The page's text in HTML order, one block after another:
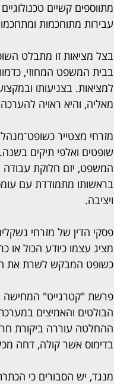
מתווספים קשיים
עבירות מתוחכמות
בצל מציאות זו מתבלט
בבית המשפט המחוזי,
למציאות. בצניעותו
מאליה, והיא ראויה
מזרחי מצטייר
שופטים ואלפי תיקים
המשפט, יזם חלוקת עבודה
בראשותו מתמודדת עם
ויציבה.
פסקי הדין של מזרחי
מציג עצמו כיודע הכול או
כשופט המבקש לשרת את
פרשת "קטרגייט" המחישה
הבולטים והאמיצים
ההחלטה עוררה ביקורת
בדימוס אשר קולה, דחה
מנגד, יש הסבורים כי